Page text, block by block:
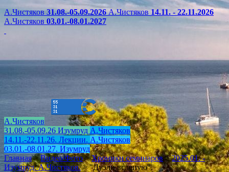
А.Чистяков31.08.-05.09.2026 А.Чистяков14.11. - 22.11.2026
А.Чистяков 03.01.-08.01.2027
А.Чистяков
31.08.-05.09.26 Изумруд А.Чистяков
14.11.-22.11.26. Лекции. А.Чистяков
03.01.-08.01.27. Изумруд
Главная > Видео/Фото > Хроники семинаров > 2025.01. -
Изумруд. А.Чистяков. > "Дуэли вслепую".